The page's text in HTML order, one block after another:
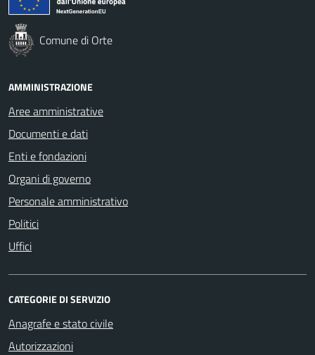
Comune di Orte
AMMINISTRAZIONE
Aree amministrative
Documenti e dati
Enti e fondazioni
Organi di governo
Personale amministrativo
Politici
Uffici
CATEGORIE DI SERVIZIO
Anagrafe e stato civile
Autorizzazioni